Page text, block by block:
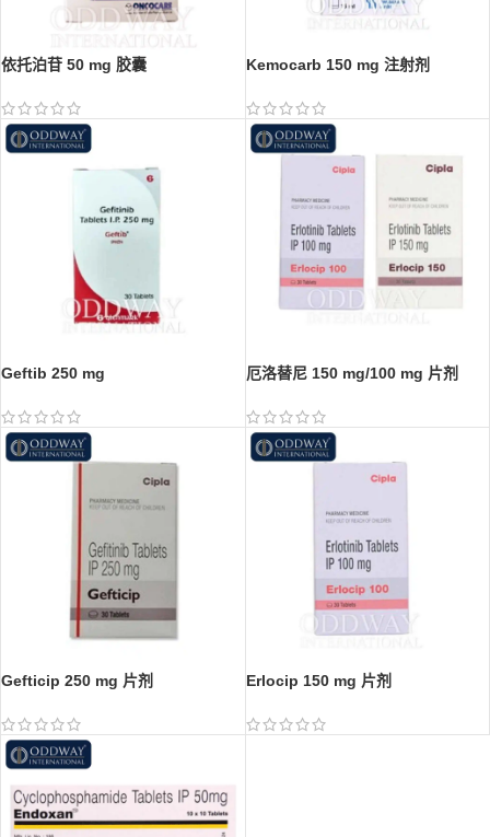
依托泊苷 50 mg 胶囊 Kemocarb 150 mg 注射剂
Geftib 250 mg 厄洛替尼 150 mg/100 mg 片剂
Gefticip 250 mg 片剂 Erlocip 150 mg 片剂